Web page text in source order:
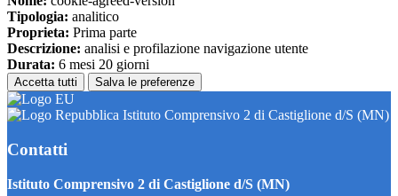
Tipologia: analitico
Proprieta: Prima parte
Descrizione: analisi e profilazione navigazione utente
Durata: 6 mesi 20 giorni
Accetta tutti Salva le preferenze
Istituto Comprensivo 2 di Castiglione d/S (MN)
Contatti
Istituto Comprensivo 2 di Castiglione d/S (MN)